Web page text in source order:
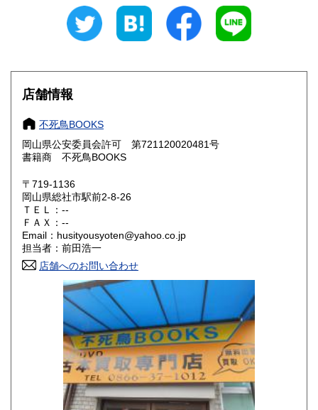
300円 富山県
300円 福井県
300円 300円
岐阜県
愛知県
滋賀県 300円
大阪府 300円
奈良県
鳥取県
300円 広島県
300円 徳島県
300円 愛媛県
300円 福岡県
300円 長崎県
店舗情報
不死鳥BOOKS
岡山県公安委員会許可 第721120020481号
書籍商 不死鳥BOOKS
〒719-1136
岡山県総社市駅前2-8-26
ＴＥＬ：--
ＦＡＸ：--
Email：husityousyoten@yahoo.co.jp
担当者：前田浩一
店舗へのお問い合わせ